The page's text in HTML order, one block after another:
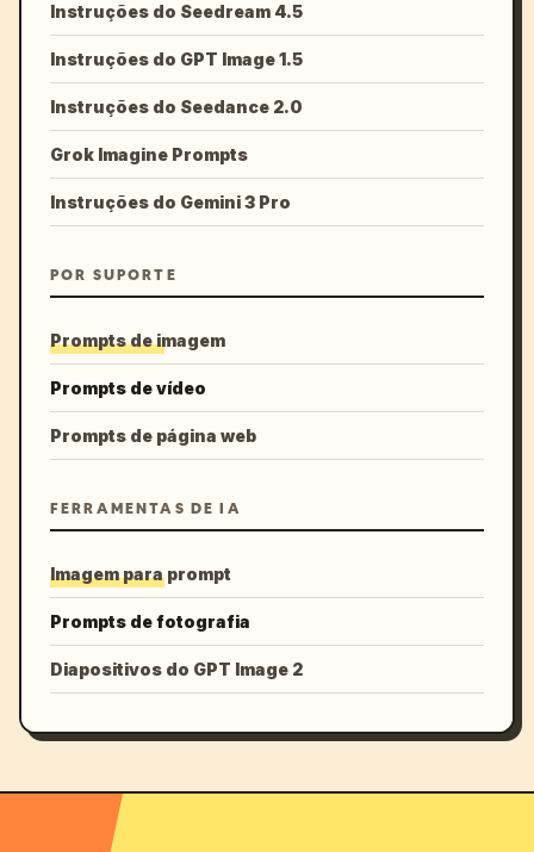
Instruções do Seedream 4.5
Instruções do GPT Image 1.5
Instruções do Seedance 2.0
Grok Imagine Prompts
Instruções do Gemini 3 Pro
POR SUPORTE
Prompts de imagem
Prompts de vídeo
Prompts de página web
FERRAMENTAS DE IA
Imagem para prompt
Prompts de fotografia
Diapositivos do GPT Image 2